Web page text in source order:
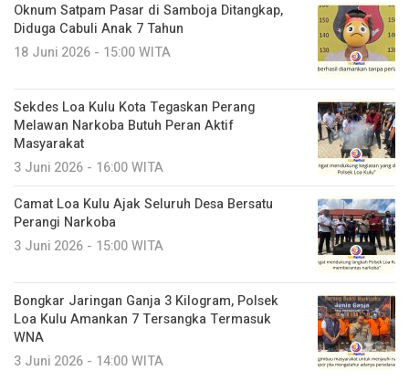
Oknum Satpam Pasar di Samboja Ditangkap,
Diduga Cabuli Anak 7 Tahun
18 Juni 2026 - 15:00 WITA
Sekdes Loa Kulu Kota Tegaskan Perang
Melawan Narkoba Butuh Peran Aktif
Masyarakat
3 Juni 2026 - 16:00 WITA
Camat Loa Kulu Ajak Seluruh Desa Bersatu
Perangi Narkoba
3 Juni 2026 - 15:00 WITA
Bongkar Jaringan Ganja 3 Kilogram, Polsek
Loa Kulu Amankan 7 Tersangka Termasuk
WNA
3 Juni 2026 - 14:00 WITA